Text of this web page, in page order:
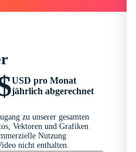
USD pro Monat
jährlich abgerechnet
zu unserer gesamten
Vektoren und Grafiken
Nutzung
nicht enthalten.